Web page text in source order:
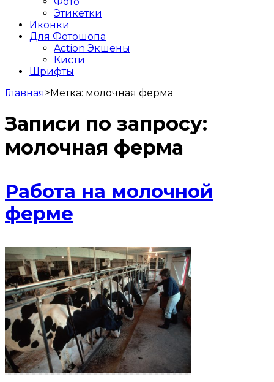
Этикетки
Иконки
Для Фотошопа
Action Экшены
Кисти
Шрифты
Главная>Метка: молочная ферма
Записи по запросу:
молочная ферма
Работа на молочной
ферме